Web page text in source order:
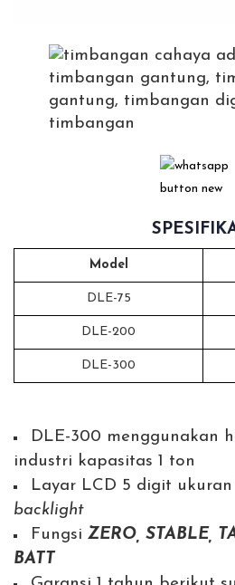
Model
DLE-75
DLE-200
DLE-300
DLE-300 menggunakan
industri kapasitas 1 ton
Layar LCD 5 digit ukuran
backlight
Fungsi ZERO, STABLE,
BATT